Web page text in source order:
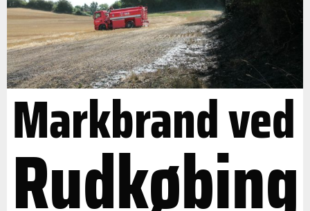
Markbrand ved
Rudkøbing